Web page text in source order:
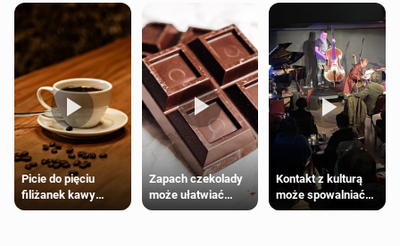
Picie do pięciu
filiżanek kawy
dziennie jest
Zapach czekolady
może ułatwiać
trening siłowy
Kontakt z kulturą
może spowalniać
starzenie